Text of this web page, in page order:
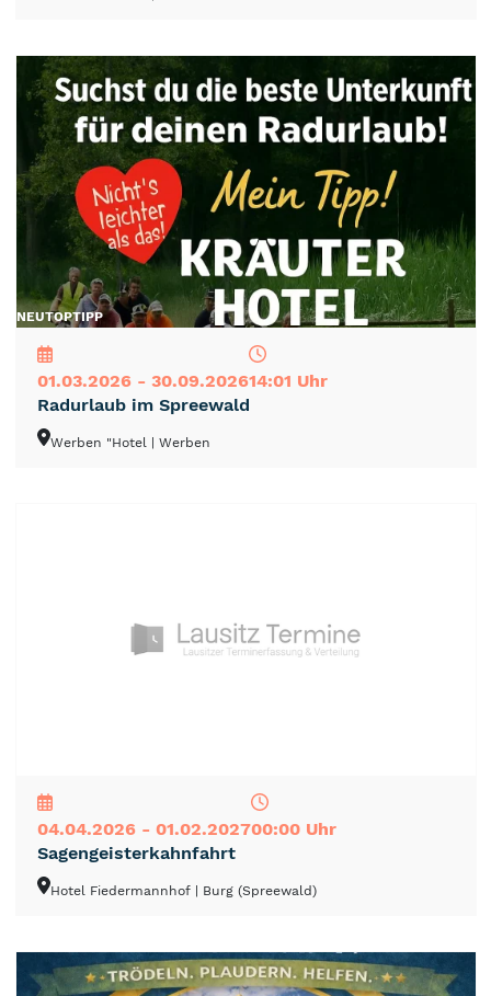
NEUTOPTIPP
01.03.2026 - 30.09.202614:01 Uhr
Radurlaub im Spreewald
Werben "Hotel | Werben
04.04.2026 - 01.02.202700:00 Uhr
Sagengeisterkahnfahrt
Hotel Fiedermannhof | Burg (Spreewald)